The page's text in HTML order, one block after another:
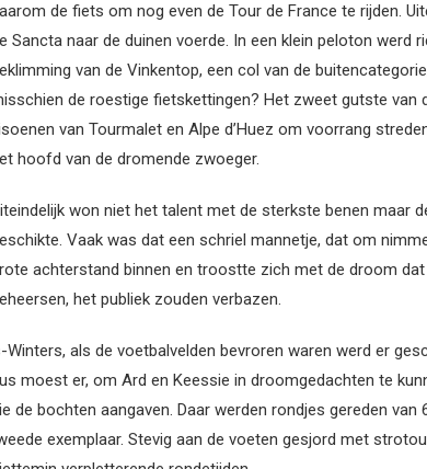
de fiets om nog even de Tour de France te rijden.
Sancta naar de duinen voerde. In een klein peloton werd
van de Vinkentop, een col van de
de roestige fietskettingen? Het zweet gutste van
van Tourmalet en Alpe d’Huez om voorrang
hoofd van de dromende zwoeger.
won niet het talent met de sterkste benen maar
Vaak was dat een schriel mannetje, dat om
achterstand binnen en troostte zich met de droom
het publiek zouden verbazen.
Winters, als de voetbalvelden bevroren waren werd er
moest er, om Ard en Keessie in droomgedachten te
de bochten aangaven. Daar werden rondjes gereden
exemplaar. Stevig aan de voeten gesjord met